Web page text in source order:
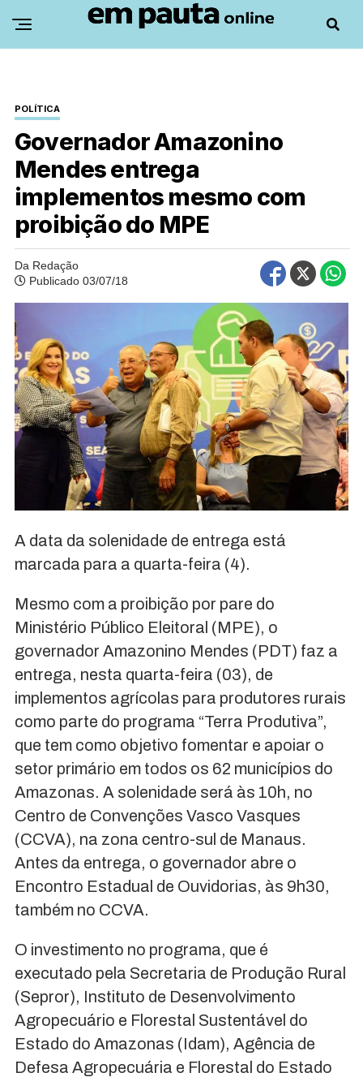
POLÍTICA
Governador Amazonino
Mendes entrega
implementos mesmo com
proibição do MPE
Da Redação
Publicado 03/07/18
A data da solenidade de entrega está
marcada para a quarta-feira (4).
Mesmo com a proibição por pare do
Ministério Público Eleitoral (MPE), o
governador Amazonino Mendes (PDT) faz a
entrega, nesta quarta-feira (03), de
implementos agrícolas para produtores rurais
como parte do programa “Terra Produtiva”,
que tem como objetivo fomentar e apoiar o
setor primário em todos os 62 municípios do
Amazonas. A solenidade será às 10h, no
Centro de Convenções Vasco Vasques
(CCVA), na zona centro-sul de Manaus.
Antes da entrega, o governador abre o
Encontro Estadual de Ouvidorias, às 9h30,
também no CCVA.
O investimento no programa, que é
executado pela Secretaria de Produção Rural
(Sepror), Instituto de Desenvolvimento
Agropecuário e Florestal Sustentável do
Estado do Amazonas (Idam), Agência de
Defesa Agropecuária e Florestal do Estado